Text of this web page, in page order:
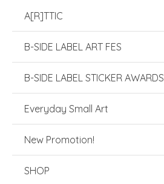
A[R]TTIC
B-SIDE LABEL ART FES
B-SIDE LABEL STICKER AWARDS
Everyday Small Art
New Promotion!
SHOP